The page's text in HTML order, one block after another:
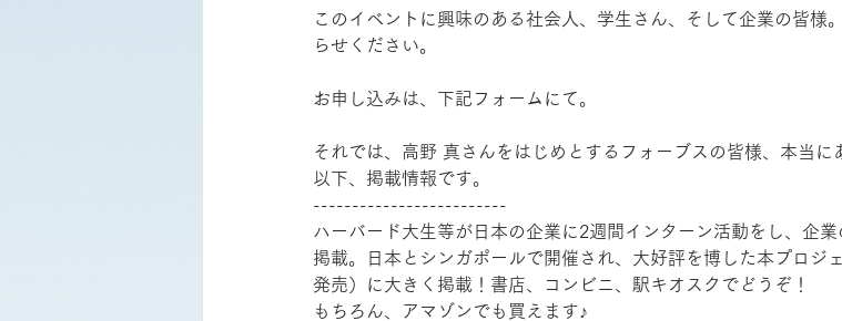
このイベントに興味のある社会人、学生さん、そして企業の皆様
らせください。
お申し込みは、下記フォームにて。
それでは、高野 真さんをはじめとするフォーブスの皆様、本当に
以下、掲載情報です。
-------------------------
ハーバード大生等が日本の企業に2週間インターン活動をし、企
掲載。日本とシンガポールで開催され、大好評を博した本プロジ
発売）に大きく掲載！書店、コンビニ、駅キオスクでどうぞ！
もちろん、アマゾンでも買えます♪